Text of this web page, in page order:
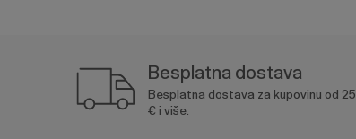
Besplatna dostava
Besplatna dostava za kupovinu od 25
€ i više.